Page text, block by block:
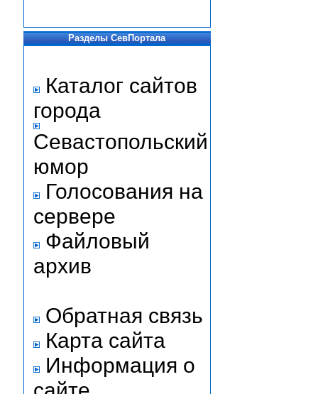
Разделы СевПортала
Каталог сайтов
города
Севастопольский
юмор
Голосования на
сервере
Файловый
архив
Обратная связь
Карта сайта
Информация о